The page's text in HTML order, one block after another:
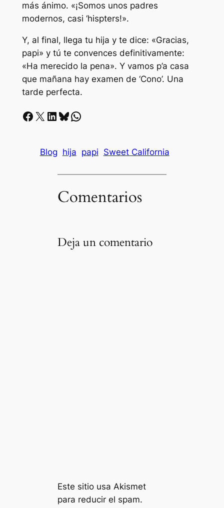
más ánimo. «¡Somos unos padres
modernos, casi ‘hispters!».
Y, al final, llega tu hija y te dice: «Gracias,
papi» y tú te convences definitivamente:
«Ha merecido la pena». Y vamos p’a casa
que mañana hay examen de ‘Cono’. Una
tarde perfecta.
Facebook X LinkedIn Bluesky Whatsapp
Blog hija papi Sweet California
Comentarios
Deja un comentario
Este sitio usa Akismet
para reducir el spam.